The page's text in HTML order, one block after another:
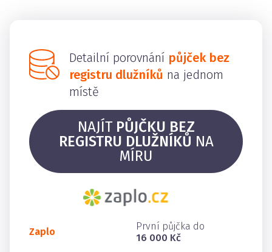
Detailní porovnání půjček bez
registru dlužníků na jednom
místě
NAJÍT PŮJČKU BEZ
REGISTRU DLUŽNÍKŮ NA
MÍRU
Zaplo
První půjčka do
16 000 Kč